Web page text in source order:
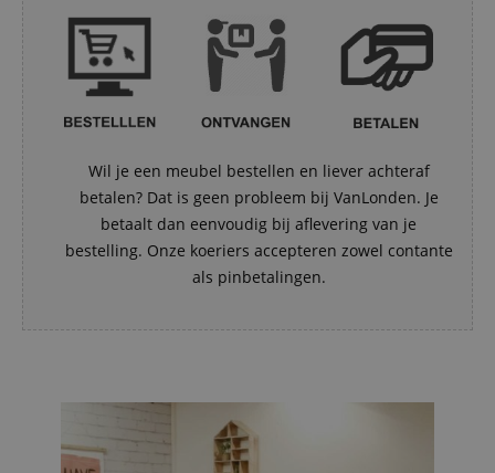
Wil je een meubel bestellen en liever achteraf
betalen? Dat is geen probleem bij VanLonden. Je
betaalt dan eenvoudig bij aflevering van je
bestelling. Onze koeriers accepteren zowel contante
als pinbetalingen.